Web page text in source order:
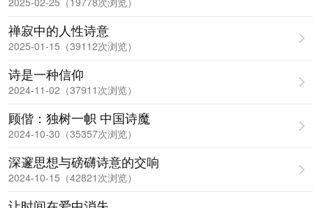
禅寂中的人性诗意
2025-01-15（39112次浏览）
诗是一种信仰
2024-11-02（37911次浏览）
顾偕：独树一帜 中国诗魔
2024-10-30（35357次浏览）
深邃思想与磅礴诗意的交响
2024-10-15（42821次浏览）